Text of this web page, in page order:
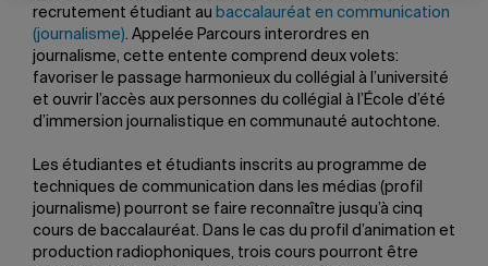
recrutement étudiant au baccalauréat en communication
(journalisme). Appelée Parcours interordres en
journalisme, cette entente comprend deux volets:
favoriser le passage harmonieux du collégial à l’université
et ouvrir l’accès aux personnes du collégial à l’École d’été
d’immersion journalistique en communauté autochtone.
Les étudiantes et étudiants inscrits au programme de
techniques de communication dans les médias (profil
journalisme) pourront se faire reconnaître jusqu’à cinq
cours de baccalauréat. Dans le cas du profil d’animation et
production radiophoniques, trois cours pourront être